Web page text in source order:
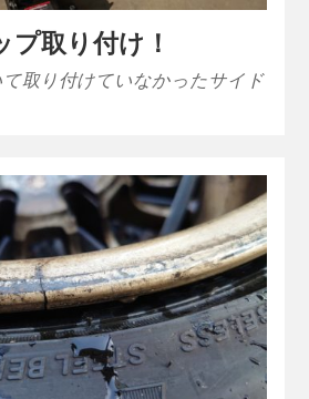
取り付け！
取り付けていなかったサイド